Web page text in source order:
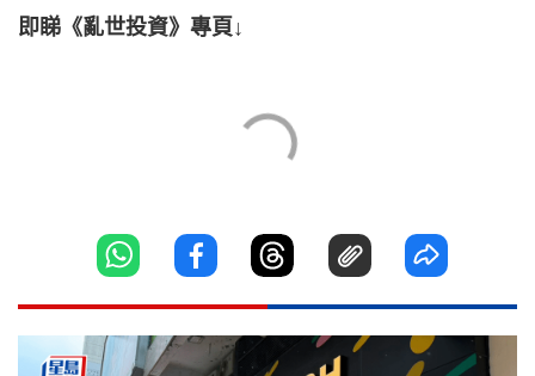
即睇《亂世投資》專頁↓